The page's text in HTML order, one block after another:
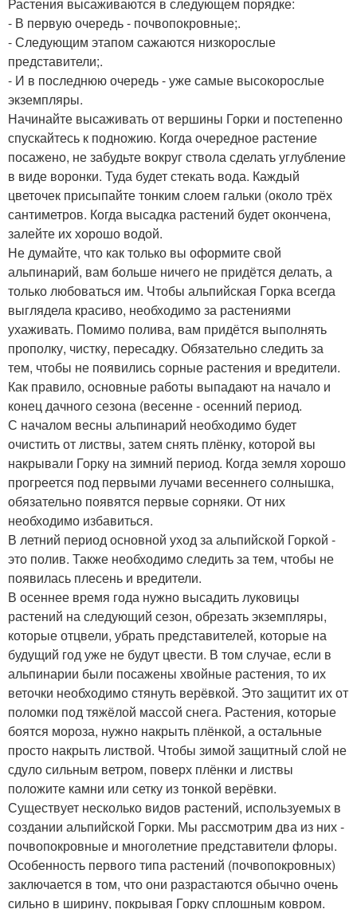
- В первую очередь - почвопокровные;.
- Следующим этапом сажаются низкорослые
представители;.
- И в последнюю очередь - уже самые высокорослые
экземпляры.
Начинайте высаживать от вершины Горки и постепенно
спускайтесь к подножию. Когда очередное растение
посажено, не забудьте вокруг ствола сделать углубление
в виде воронки. Туда будет стекать вода. Каждый
цветочек присыпайте тонким слоем гальки (около трёх
сантиметров. Когда высадка растений будет окончена,
залейте их хорошо водой.
Не думайте, что как только вы оформите свой
альпинарий, вам больше ничего не придётся делать, а
только любоваться им. Чтобы альпийская Горка всегда
выглядела красиво, необходимо за растениями
ухаживать. Помимо полива, вам придётся выполнять
прополку, чистку, пересадку. Обязательно следить за
тем, чтобы не появились сорные растения и вредители.
Как правило, основные работы выпадают на начало и
конец дачного сезона (весенне - осенний период.
С началом весны альпинарий необходимо будет
очистить от листвы, затем снять плёнку, которой вы
накрывали Горку на зимний период. Когда земля хорошо
прогреется под первыми лучами весеннего солнышка,
обязательно появятся первые сорняки. От них
необходимо избавиться.
В летний период основной уход за альпийской Горкой -
это полив. Также необходимо следить за тем, чтобы не
появилась плесень и вредители.
В осеннее время года нужно высадить луковицы
растений на следующий сезон, обрезать экземпляры,
которые отцвели, убрать представителей, которые на
будущий год уже не будут цвести. В том случае, если в
альпинарии были посажены хвойные растения, то их
веточки необходимо стянуть верёвкой. Это защитит их от
поломки под тяжёлой массой снега. Растения, которые
боятся мороза, нужно накрыть плёнкой, а остальные
просто накрыть листвой. Чтобы зимой защитный слой не
сдуло сильным ветром, поверх плёнки и листвы
положите камни или сетку из тонкой верёвки.
Существует несколько видов растений, используемых в
создании альпийской Горки. Мы рассмотрим два из них -
почвопокровные и многолетние представители флоры.
Особенность первого типа растений (почвопокровных)
заключается в том, что они разрастаются обычно очень
сильно в ширину, покрывая Горку сплошным ковром.